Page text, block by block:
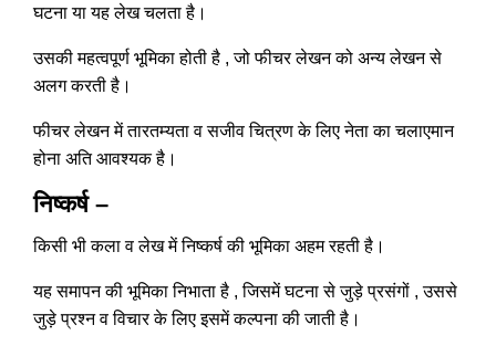
घटना या यह लेख चलता है।
उसकी महत्वपूर्ण भूमिका होती है , जो फीचर लेखन को अन्य लेखन से
अलग करती है।
फीचर लेखन में तारतम्यता व सजीव चित्रण के लिए नेता का चलाएमान
होना अति आवश्यक है।
निष्कर्ष –
किसी भी कला व लेख में निष्कर्ष की भूमिका अहम रहती है।
यह समापन की भूमिका निभाता है , जिसमें घटना से जुड़े प्रसंगों , उससे
जुड़े प्रश्न व विचार के लिए इसमें कल्पना की जाती है।